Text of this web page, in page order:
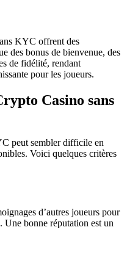
KYC offrent des
des bonus de bienvenue, des
de fidélité, rendant
pour les joueurs.
Casino sans
peut sembler difficile en
Voici quelques critères
d’autres joueurs pour
Une bonne réputation est un